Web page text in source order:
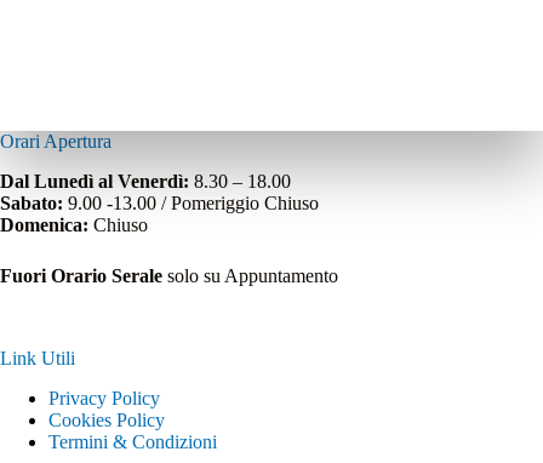
Orari Apertura
Dal Lunedì al Venerdì: 8.30 – 18.00
Sabato: 9.00 -13.00 / Pomeriggio Chiuso
Domenica: Chiuso
Fuori Orario Serale solo su Appuntamento
Link Utili
Privacy Policy
Cookies Policy
Termini & Condizioni